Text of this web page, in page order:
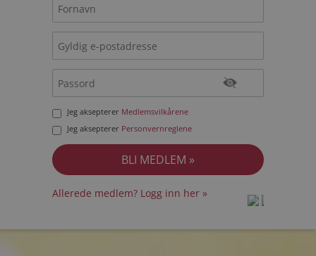
Jeg aksepterer Medlemsvilkårene
Jeg aksepterer Personvernreglene
Allerede medlem? Logg inn her »